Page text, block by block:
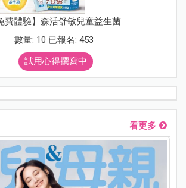
費體驗】森活舒敏兒童益生菌
數量: 10 已報名: 453
試用心得撰寫中
看更多